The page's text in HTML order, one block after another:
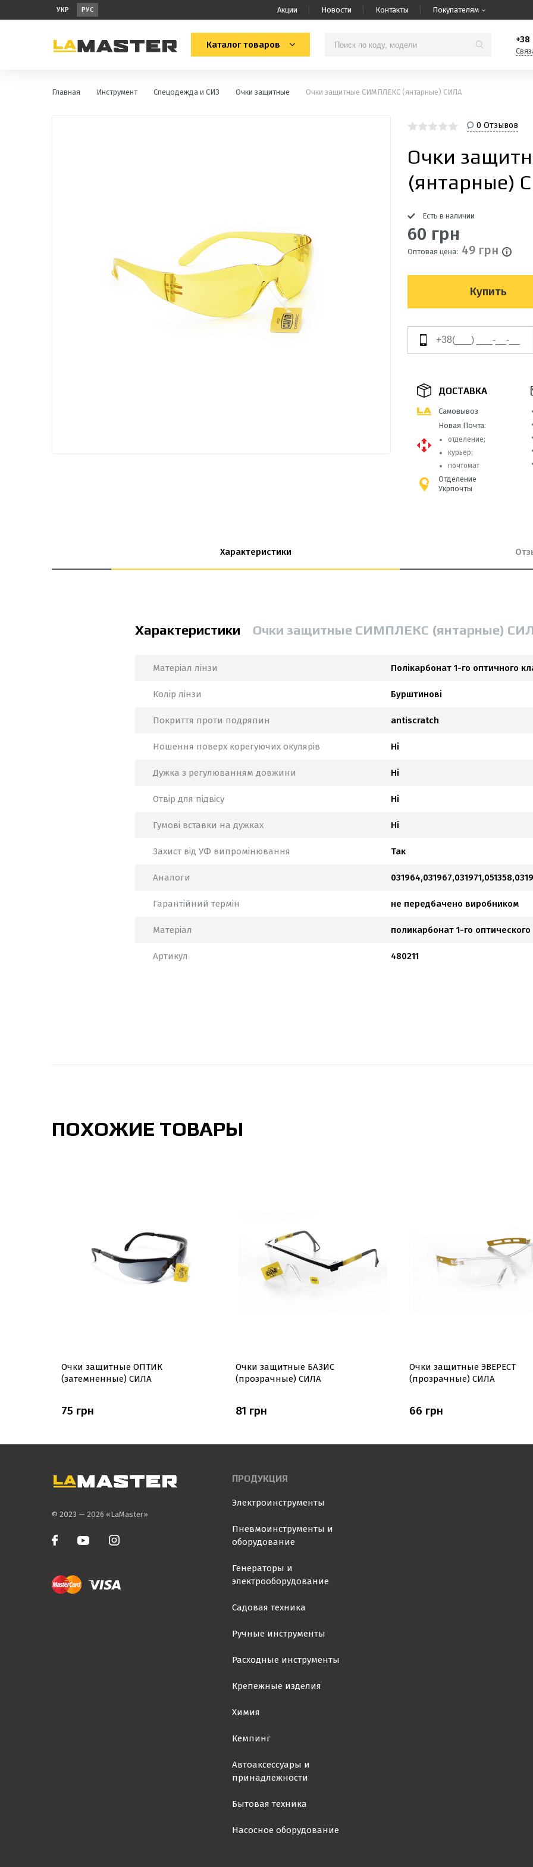
УКР РУС Акции Новости Контакты Покупателям
Каталог товаров
+38
Главная Инструмент Спецодежда и СИЗ Очки защитные Очки защитные СИМПЛЕКС (янтарные) СИЛА
0 Отзывов
Очки
(янтарные)
Есть в наличии
60 грн
Оптовая цена: 49 грн
Купить
ДОСТАВКА
Самовывоз
Новая Почта:
отделение;
курьер;
почтомат
Отделение
Укрпочты
Характеристики
Характеристики Очки защитные СИМПЛЕКС (янтарные)
Матеріал лінзи Полікарбонат 1-го оптичного
Колір лінзи Бурштинові
Покриття проти подряпин antiscratch
Ношення поверх корегуючих окулярів Ні
Дужка з регулюванням довжини Ні
Отвір для підвісу Ні
Гумові вставки на дужках Ні
Захист від УФ випромінювання Так
Аналоги
Гарантійний термін не передбачено виробником
Матеріал поликарбонат 1-го оптического
Артикул 480211
ПОХОЖИЕ ТОВАРЫ
Очки защитные ОПТИК
(затемненные) СИЛА
75 грн
Очки защитные БАЗИС
(прозрачные) СИЛА
81 грн
Очки защитные ЭВЕРЕСТ
(прозрачные) СИЛА
66 грн
© 2023 — 2026 «LaMaster»
ПРОДУКЦИЯ
Электроинструменты
Пневмоинструменты и
оборудование
Генераторы и
электрооборудование
Садовая техника
Ручные инструменты
Расходные инструменты
Крепежные изделия
Химия
Кемпинг
Автоаксессуары и
принадлежности
Бытовая техника
Насосное оборудование